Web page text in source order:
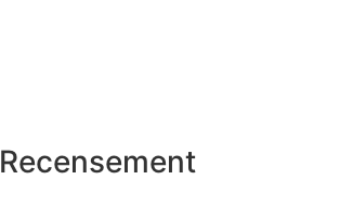
Recensement